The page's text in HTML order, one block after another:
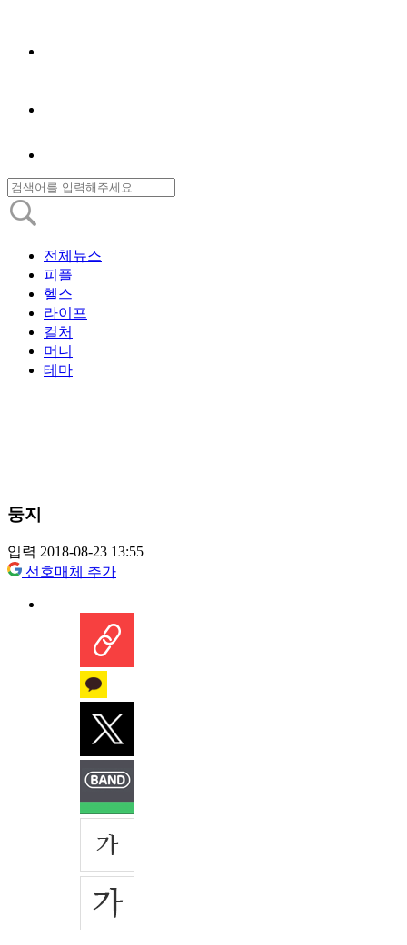
전체뉴스
피플
헬스
라이프
컬처
머니
테마
둥지
입력 2018-08-23 13:55
선호매체 추가